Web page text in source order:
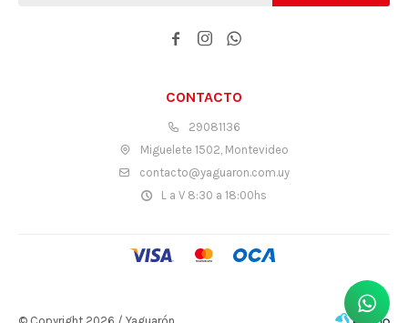
CONTACTO
29081136
Miguelete 1502, Montevideo
contacto@yaguaron.com.uy
L a V 8:30 a 18:00hs
  